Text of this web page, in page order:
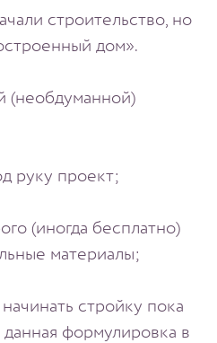
строительство, но
дом».
(необдуманной)
руку проект;
(иногда бесплатно)
материалы;
стройку пока
формулировка в